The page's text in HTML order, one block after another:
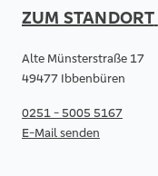
ZUM STANDORT
Alte Münsterstraße 17
49477 Ibbenbüren
0251 - 5005 5167
E-Mail senden